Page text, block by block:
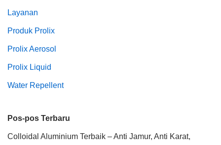
Layanan
Produk Prolix
Prolix Aerosol
Prolix Liquid
Water Repellent
Pos-pos Terbaru
Colloidal Aluminium Terbaik – Anti Jamur, Anti Karat,